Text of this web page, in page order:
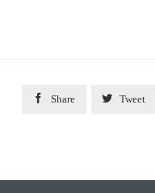
 Share  Tweet